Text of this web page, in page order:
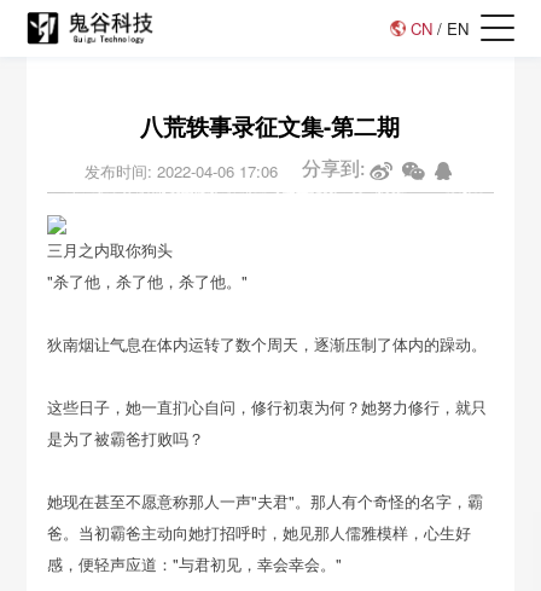
CN / EN
八荒轶事录征文集-第二期
发布时间: 2022-04-06 17:06 分享到:
三月之内取你狗头
"杀了他，杀了他，杀了他。"
狄南烟让气息在体内运转了数个周天，逐渐压制了体内的躁动。
这些日子，她一直扪心自问，修行初衷为何？她努力修行，就只
是为了被霸爸打败吗？
她现在甚至不愿意称那人一声"夫君"。那人有个奇怪的名字，霸
爸。当初霸爸主动向她打招呼时，她见那人儒雅模样，心生好
感，便轻声应道："与君初见，幸会幸会。"